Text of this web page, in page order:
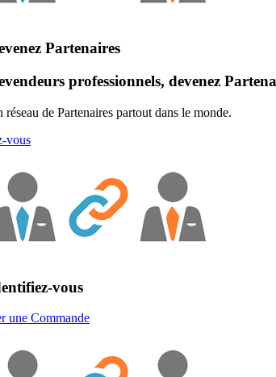
Partenaires
professionnels, devenez
réseau de Partenaires partout dans le monde.
vous
vous
une Commande